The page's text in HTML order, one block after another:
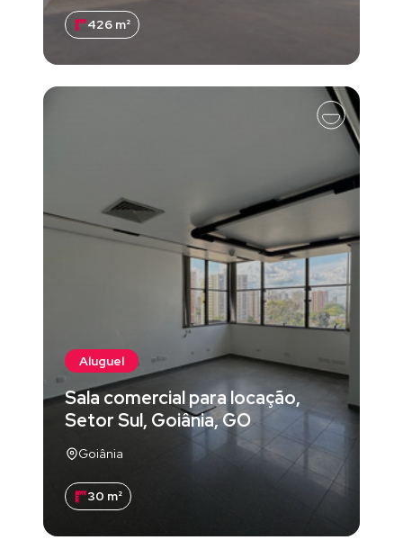
426 m²
Aluguel
Sala comercial para locação,
Setor Sul, Goiânia, GO
Goiânia
30 m²